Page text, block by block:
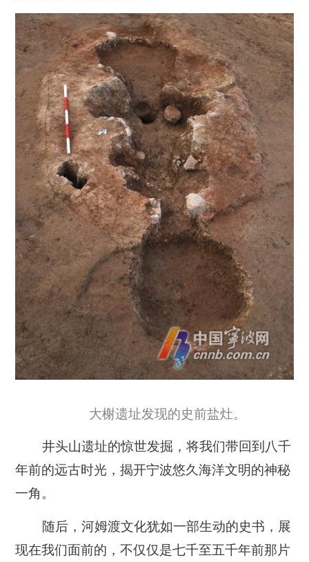
大榭遗址发现的史前盐灶。
井头山遗址的惊世发掘，将我们带回到八千
年前的远古时光，揭开宁波悠久海洋文明的神秘
一角。
随后，河姆渡文化犹如一部生动的史书，展
现在我们面前的，不仅仅是七千至五千年前那片